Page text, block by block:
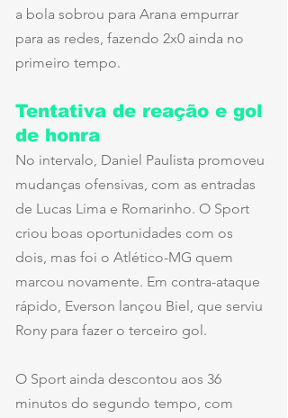
a bola sobrou para Arana empurrar
para as redes, fazendo 2x0 ainda no
primeiro tempo.
Tentativa de reação e gol
de honra
No intervalo, Daniel Paulista promoveu
mudanças ofensivas, com as entradas
de Lucas Lima e Romarinho. O Sport
criou boas oportunidades com os
dois, mas foi o Atlético-MG quem
marcou novamente. Em contra-ataque
rápido, Everson lançou Biel, que serviu
Rony para fazer o terceiro gol.
O Sport ainda descontou aos 36
minutos do segundo tempo, com